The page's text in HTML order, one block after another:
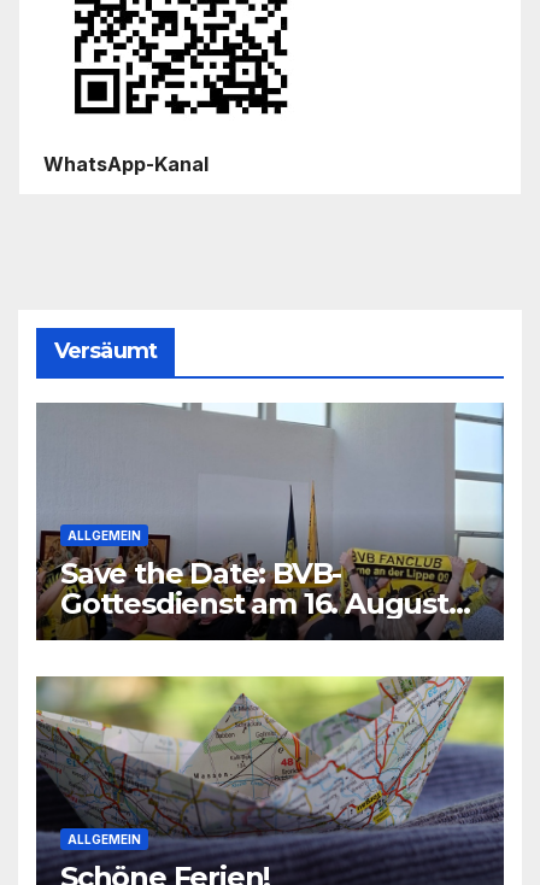
WhatsApp-Kanal
Versäumt
ALLGEMEIN
Save the Date: BVB-
Gottesdienst am 16. August
2026
ALLGEMEIN
Schöne Ferien!